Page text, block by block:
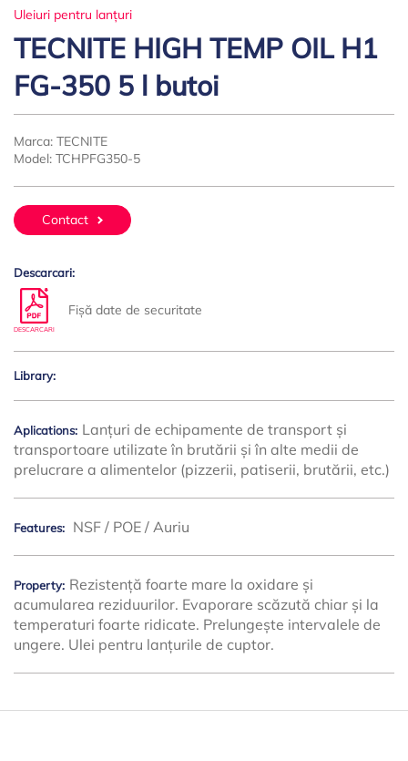
Uleiuri pentru lanțuri
TECNITE HIGH TEMP OIL H1
FG-350 5 l butoi
Marca: TECNITE
Model: TCHPFG350-5
Contact
Descarcari:
DESCARCARI
Fișă date de securitate
Library:
Aplications: Lanțuri de echipamente de transport și
transportoare utilizate în brutării și în alte medii de
prelucrare a alimentelor (pizzerii, patiserii, brutării, etc.)
Features: NSF / POE / Auriu
Property: Rezistență foarte mare la oxidare și
acumularea reziduurilor. Evaporare scăzută chiar și la
temperaturi foarte ridicate. Prelungește intervalele de
ungere. Ulei pentru lanțurile de cuptor.